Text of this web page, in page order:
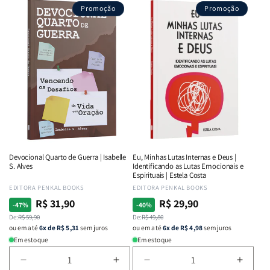
Promoção
Devocional Quarto de Guerra | Isabelle
S. Alves
Fornecedor:
EDITORA PENKAL BOOKS
-47%
Preço
normal
De:R$ 59,90
Preço
promocional
R$ 31,90
ou em até6x de R$ 5,31 sem juros
Em estoque
Aumentar
Promoção
Eu, Minhas Lutas Internas e Deus |
Identificando as Lutas Emocionais e
Espirituais | Estela Costa
Fornecedor:
EDITORA PENKAL BOOKS
-40%
Preço
normal
De:R$ 49,80
Preço
promocional
R$ 29,90
ou em até6x de R$ 4,98sem juros
Em estoque